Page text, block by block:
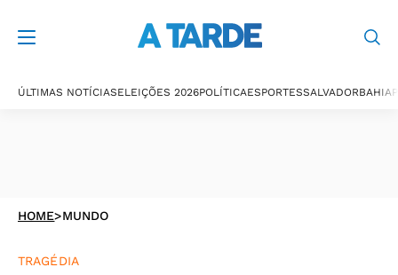
ÚLTIMAS NOTÍCIASELEIÇÕES 2026POLÍTICAESPORTESSALVADORBAHIA
HOME>MUNDO
TRAGÉDIA